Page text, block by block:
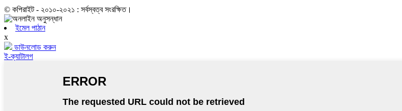
© কপিরাইট - ২০১০-২০২১ : সর্বস্বত্ব সংরক্ষিত।
ইমেল পাঠান
x
ডাউনলোড করুন
ই-ক্যাটালগ